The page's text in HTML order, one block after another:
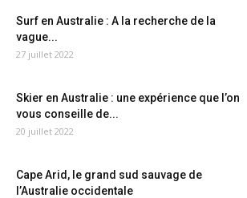
Surf en Australie : A la recherche de la
vague...
27 juillet 2022
Skier en Australie : une expérience que l’on
vous conseille de...
20 juillet 2022
Cape Arid, le grand sud sauvage de
l’Australie occidentale